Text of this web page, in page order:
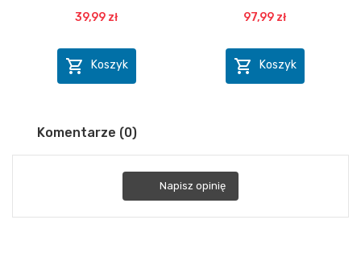
39,99 zł
 Koszyk
97,99 zł
 Koszyk
Komentarze (0)
Napisz opinię